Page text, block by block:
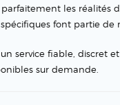
les réalités
font partie de
service fiable, discret
sur demande.